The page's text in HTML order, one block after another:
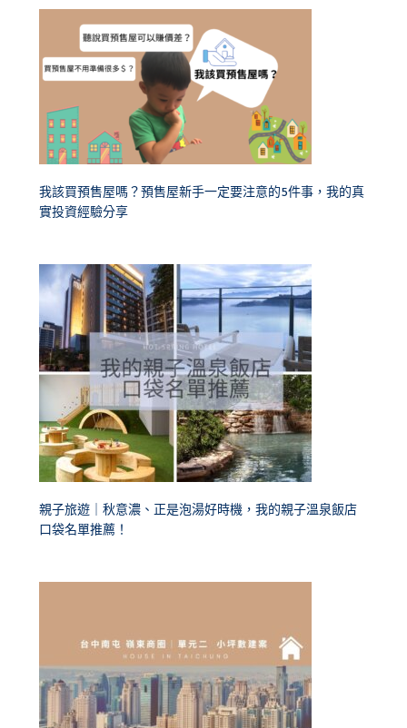
我該買預售屋嗎？預售屋新手一定要注意的5件事，我的真
實投資經驗分享
親子旅遊｜秋意濃、正是泡湯好時機，我的親子溫泉飯店
口袋名單推薦！